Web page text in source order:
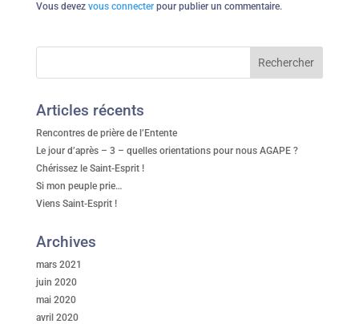
Vous devez vous connecterpour publier un commentaire.
Articles récents
Rencontres de prière de l’Entente
Le jour d’après – 3 – quelles orientations pour nous AGAPE ?
Chérissez le Saint-Esprit !
Si mon peuple prie…
Viens Saint-Esprit !
Archives
mars 2021
juin 2020
mai 2020
avril 2020